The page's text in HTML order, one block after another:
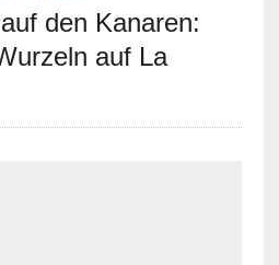
den Kanaren:
auf La